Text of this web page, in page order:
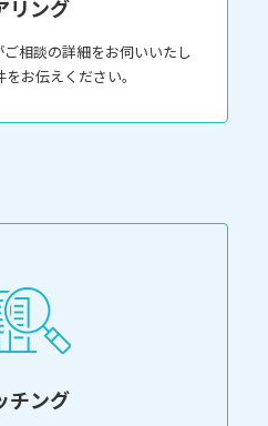
リング
相談の詳細をお伺いいたし
お伝えください。
チング